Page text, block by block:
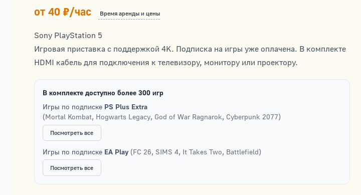
от 40 ₽/час Время аренды и цены
Sony PlayStation 5
Игровая приставка с поддержкой 4K. Подписка на игры уже оплачена. В комплекте
HDMI кабель для подключения к телевизору, монитору или проектору.
В комплекте доступно более 300 игр
Игры по подписке PS Plus Extra
(Mortal Kombat, Hogwarts Legacy, God of War Ragnarok, Cyberpunk 2077)
Посмотреть все
Игры по подписке EA Play (FC 26, SIMS 4, It Takes Two, Battlefield)
Посмотреть все